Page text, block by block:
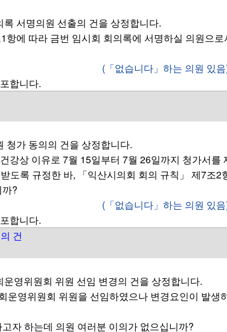
서명의원 선출의 건을 상정합니다.
항에 따라 금번 임시회 회의록에 서명하실 의원으로
(「없습니다」하는 의원 있
합니다.
청가 동의의 건을 상정합니다.
강상 이유로 7월 15일부터 7월 26일까지 청가서를
도록 규정한 바, 「익산시의회 회의 규칙」 제7조2
?
(「없습니다」하는 의원 있
합니다.
건
운영위원회 위원 선임 변경의 건을 상정합니다.
운영위원회 위원을 선임하였으나 변경요인이 발
자 하는데 의원 여러분 이의가 없으십니까?